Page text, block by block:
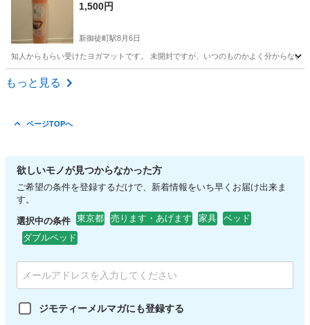
1,500円
新御徒町駅8月6日
知人からもらい受けたヨガマットです。 未開封ですが、いつのものかよく分からない
東京 台東区
もっと見る
ページTOPへ
欲しいモノが見つからなかった方
ご希望の条件を登録するだけで、新着情報をいち早くお届け出来ま
す。
選択中の条件 東京都 売ります・あげます 家具
ベッド
ダブルベッド
ジモティーメルマガにも登録する